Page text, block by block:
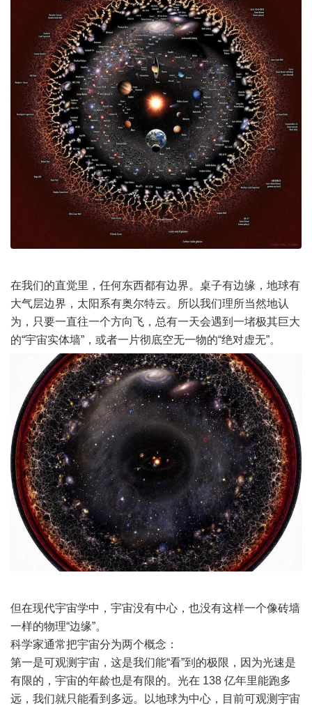
在我们的直觉里，任何东西都有边界。桌子有边缘，地球有
大气层边界，太阳系有奥尔特云。所以我们理所当然地认
为，只要一直往一个方向飞，总有一天会遇到一堵极其巨大
的“宇宙实体墙”，或者一片彻底空无一物的“绝对虚无”。
但在现代宇宙学中，宇宙没有中心，也没有这样一个像砖墙
一样的物理“边缘”。
科学家通常把宇宙分为两个概念：
第一是可观测宇宙，这是我们能“看”到的极限，因为光速是
有限的，宇宙的年龄也是有限的。光在 138 亿年里能跑多
远，我们就只能看到多远。以地球为中心，目前可观测宇宙